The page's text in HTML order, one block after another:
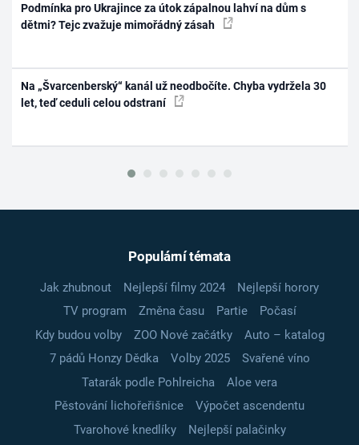
Podmínka pro Ukrajince za útok zápalnou lahví na dům s
dětmi? Tejc zvažuje mimořádný zásah
Na „Švarcenberský“ kanál už neodbočíte. Chyba vydržela 30
let, teď ceduli celou odstraní
Populární témata
Jak zhubnout Nejlepší filmy 2024
Nejlepší horory
TV program
Změna času Partie
Počasí
Kdy budou volby
ZOO Nové začátky
Auto – katalog
7 pádů Honzy Dědka
Volby 2025
Svařené víno
Tatarák podle Pohlreicha
Aloe vera
Pěstování lichořeřišnice
Výpočet ascendentu
Tvarohové knedlíky
Nejlepší palačinky